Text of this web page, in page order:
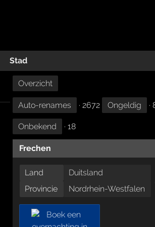
Stad
Overzicht
Auto-renames · 2672 Ongeldig ·
Onbekend · 18
Frechen
Land
Duitsland
Provincie
Nordrhein-Westfalen